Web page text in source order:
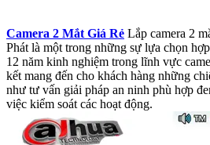
Camera 2 Mắt Giá Rẻ Lắp camera 2
Phát là một trong những sự lựa chọn
12 năm kinh nghiệm trong lĩnh vực
kết mang đến cho khách hàng những
như tư vấn giải pháp an ninh phù hợp
việc kiểm soát các hoạt động.